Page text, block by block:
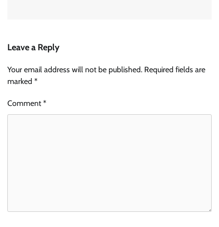
Leave a Reply
Your email address will not be published. Required fields are
marked *
Comment*